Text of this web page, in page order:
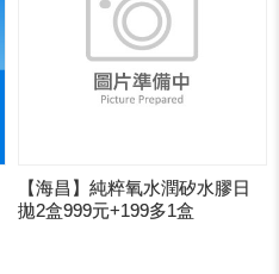
【海昌】純粹氧水潤矽水膠日
拋2盒999元+199多1盒